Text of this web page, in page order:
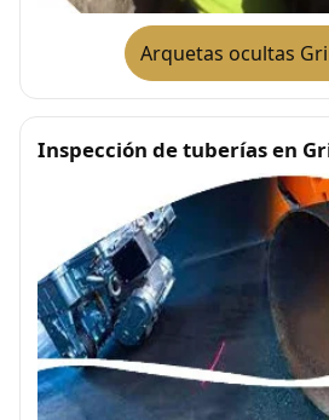
Arquetas ocultas
Inspección de tuberías en